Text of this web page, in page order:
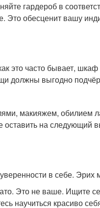
гардероб в
Это обесценит вашу
это часто бывает,
должны выгодно
макияжем, обилием
оставить на следующий
в себе. Эрих
Это не ваше. Ищите
научиться красиво